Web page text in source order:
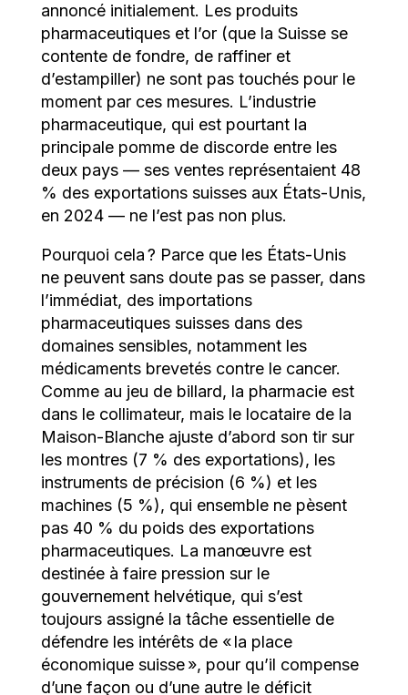
annoncé initialement. Les produits
pharmaceutiques et l’or (que la Suisse se
contente de fondre, de raffiner et
d’estampiller) ne sont pas touchés pour le
moment par ces mesures. L’industrie
pharmaceutique, qui est pourtant la
principale pomme de discorde entre les
deux pays — ses ventes représentaient 48
% des exportations suisses aux États-Unis,
en 2024 — ne l’est pas non plus.
Pourquoi cela ? Parce que les États-Unis
ne peuvent sans doute pas se passer, dans
l’immédiat, des importations
pharmaceutiques suisses dans des
domaines sensibles, notamment les
médicaments brevetés contre le cancer.
Comme au jeu de billard, la pharmacie est
dans le collimateur, mais le locataire de la
Maison-Blanche ajuste d’abord son tir sur
les montres (7 % des exportations), les
instruments de précision (6 %) et les
machines (5 %), qui ensemble ne pèsent
pas 40 % du poids des exportations
pharmaceutiques. La manœuvre est
destinée à faire pression sur le
gouvernement helvétique, qui s’est
toujours assigné la tâche essentielle de
défendre les intérêts de « la place
économique suisse », pour qu’il compense
d’une façon ou d’une autre le déficit